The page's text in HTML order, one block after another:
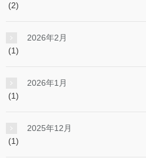
(2)
2026年2月
(1)
2026年1月
(1)
2025年12月
(1)